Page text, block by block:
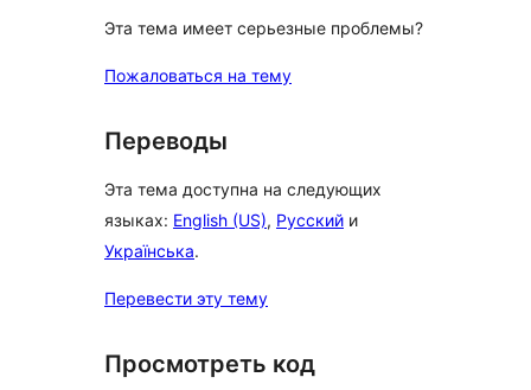
Эта тема имеет серьезные проблемы?
Пожаловаться на тему
Переводы
Эта тема доступна на следующих
языках: English (US), Русский и
Українська.
Перевести эту тему
Просмотреть код